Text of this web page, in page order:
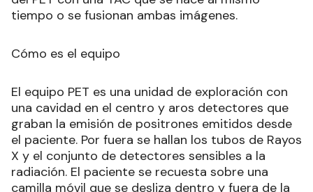
tiempo o se fusionan ambas imágenes.
Cómo es el equipo
El equipo PET es una unidad de exploración con
una cavidad en el centro y aros detectores que
graban la emisión de positrones emitidos desde
el paciente. Por fuera se hallan los tubos de Rayos
X y el conjunto de detectores sensibles a la
radiación. El paciente se recuesta sobre una
camilla móvil que se desliza dentro y fuera de la